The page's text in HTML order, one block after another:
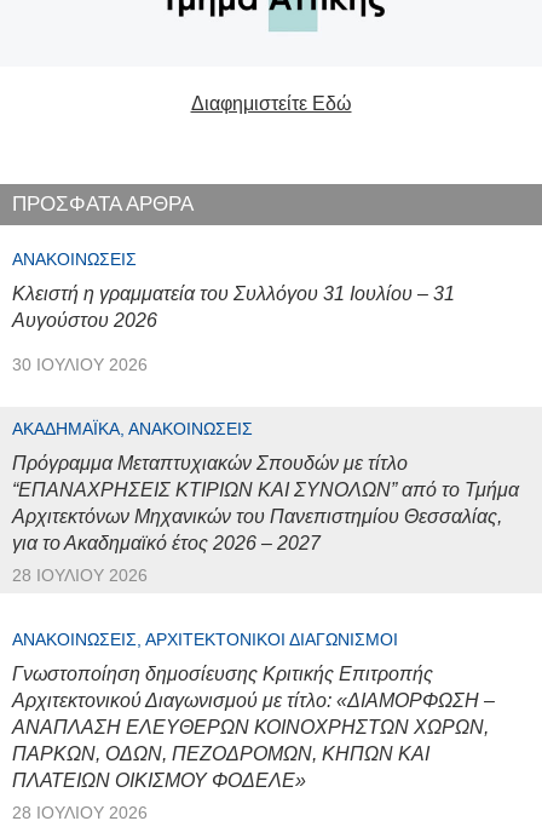
Διαφημιστείτε Εδώ
ΠΡΟΣΦΑΤΑ ΑΡΘΡΑ
ΑΝΑΚΟΙΝΏΣΕΙΣ
Κλειστή η γραμματεία του Συλλόγου 31 Ιουλίου – 31
Αυγούστου 2026
30 ΙΟΥΛΊΟΥ 2026
ΑΚΑΔΗΜΑΪΚΆ, ΑΝΑΚΟΙΝΏΣΕΙΣ
Πρόγραμμα Μεταπτυχιακών Σπουδών με τίτλο
“ΕΠΑΝΑΧΡΗΣΕΙΣ ΚΤΙΡΙΩΝ ΚΑΙ ΣΥΝΟΛΩΝ” από το Τμήμα
Αρχιτεκτόνων Μηχανικών του Πανεπιστημίου Θεσσαλίας,
για το Ακαδημαϊκό έτος 2026 – 2027
28 ΙΟΥΛΊΟΥ 2026
ΑΝΑΚΟΙΝΏΣΕΙΣ, ΑΡΧΙΤΕΚΤΟΝΙΚΟΊ ΔΙΑΓΩΝΙΣΜΟΊ
Γνωστοποίηση δημοσίευσης Κριτικής Επιτροπής
Αρχιτεκτονικού Διαγωνισμού με τίτλο: «ΔΙΑΜΟΡΦΩΣΗ –
ΑΝΑΠΛΑΣΗ ΕΛΕΥΘΕΡΩΝ ΚΟΙΝΟΧΡΗΣΤΩΝ ΧΩΡΩΝ,
ΠΑΡΚΩΝ, ΟΔΩΝ, ΠΕΖΟΔΡΟΜΩΝ, ΚΗΠΩΝ ΚΑΙ
ΠΛΑΤΕΙΩΝ ΟΙΚΙΣΜΟΥ ΦΟΔΕΛΕ»
28 ΙΟΥΛΊΟΥ 2026